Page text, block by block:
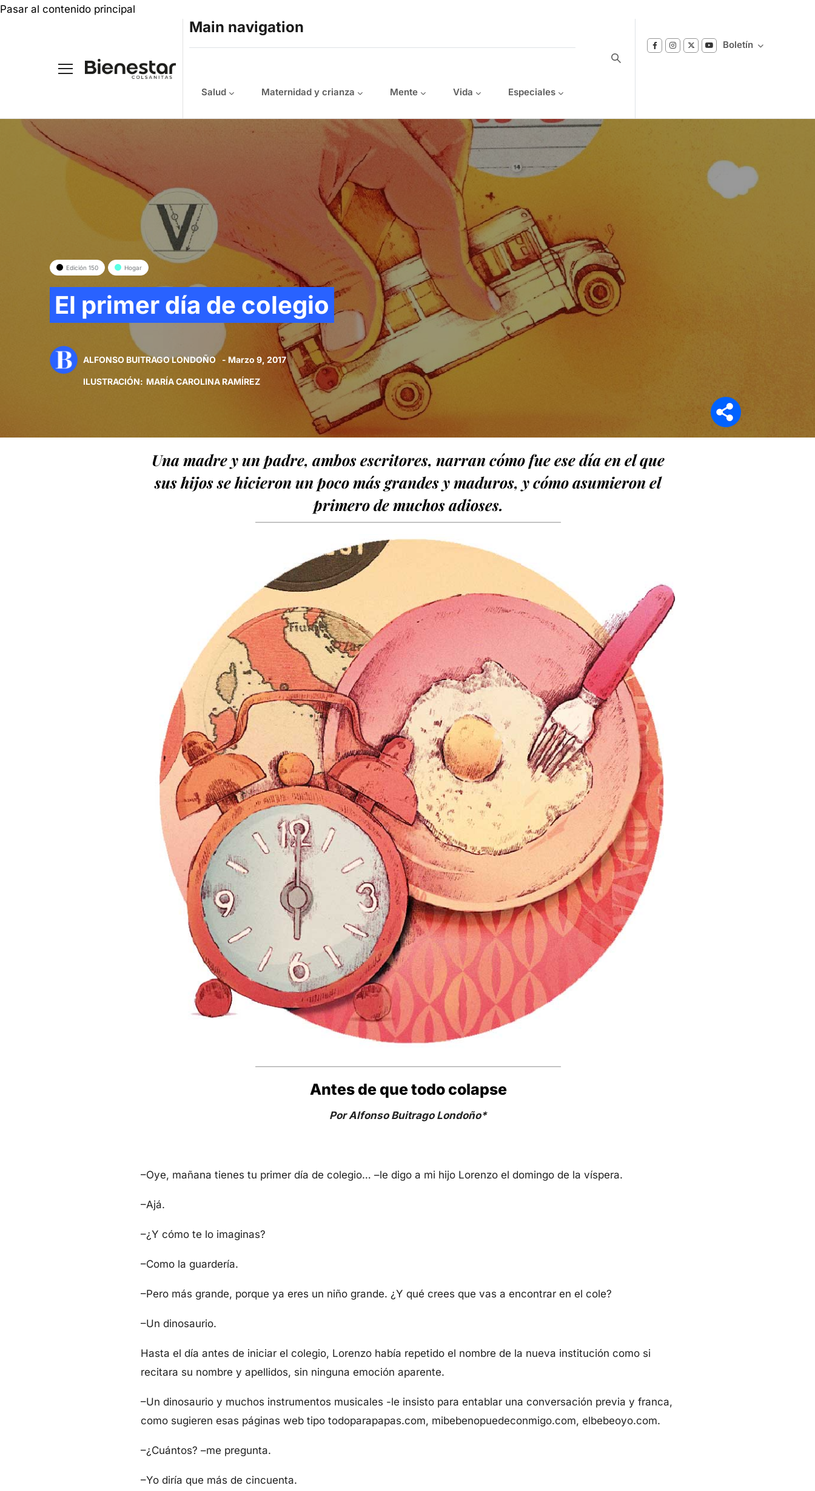
Pasar al contenido principal
Main navigation
Salud Maternidad y crianza Mente Vida Especiales
Boletín
Suscríbase a nuestro boletín
Reciba notificaciones sobre los temas de
Edición 150 Hogar
El primer día de colegio
ALFONSO BUITRAGO LONDOÑO - Marzo 9, 2017
ILUSTRACIÓN: MARÍA CAROLINA RAMÍREZ
Una madre y un padre, ambos escritores, narran cómo fue ese día en el que
sus hijos se hicieron un poco más grandes y maduros, y cómo asumieron el
primero de muchos adioses.
Antes de que todo colapse
Por Alfonso Buitrago Londoño*
–Oye, mañana tienes tu primer día de colegio… –le digo a mi hijo Lorenzo el domingo de la víspera.
–Ajá.
–¿Y cómo te lo imaginas?
–Como la guardería.
–Pero más grande, porque ya eres un niño grande. ¿Y qué crees que vas a encontrar en el cole?
–Un dinosaurio.
Hasta el día antes de iniciar el colegio, Lorenzo había repetido el nombre de la nueva institución como si
recitara su nombre y apellidos, sin ninguna emoción aparente.
–Un dinosaurio y muchos instrumentos musicales -le insisto para entablar una conversación previa y franca,
como sugieren esas páginas web tipo todoparapapas.com, mibebenopuedeconmigo.com, elbebeoyo.com.
–¿Cuántos? –me pregunta.
–Yo diría que más de cincuenta.